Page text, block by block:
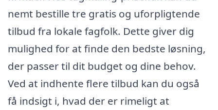
nemt bestille tre gratis og uforpligtende
tilbud fra lokale fagfolk. Dette giver dig
mulighed for at finde den bedste løsning,
der passer til dit budget og dine behov.
Ved at indhente flere tilbud kan du også
få indsigt i, hvad der er rimeligt at